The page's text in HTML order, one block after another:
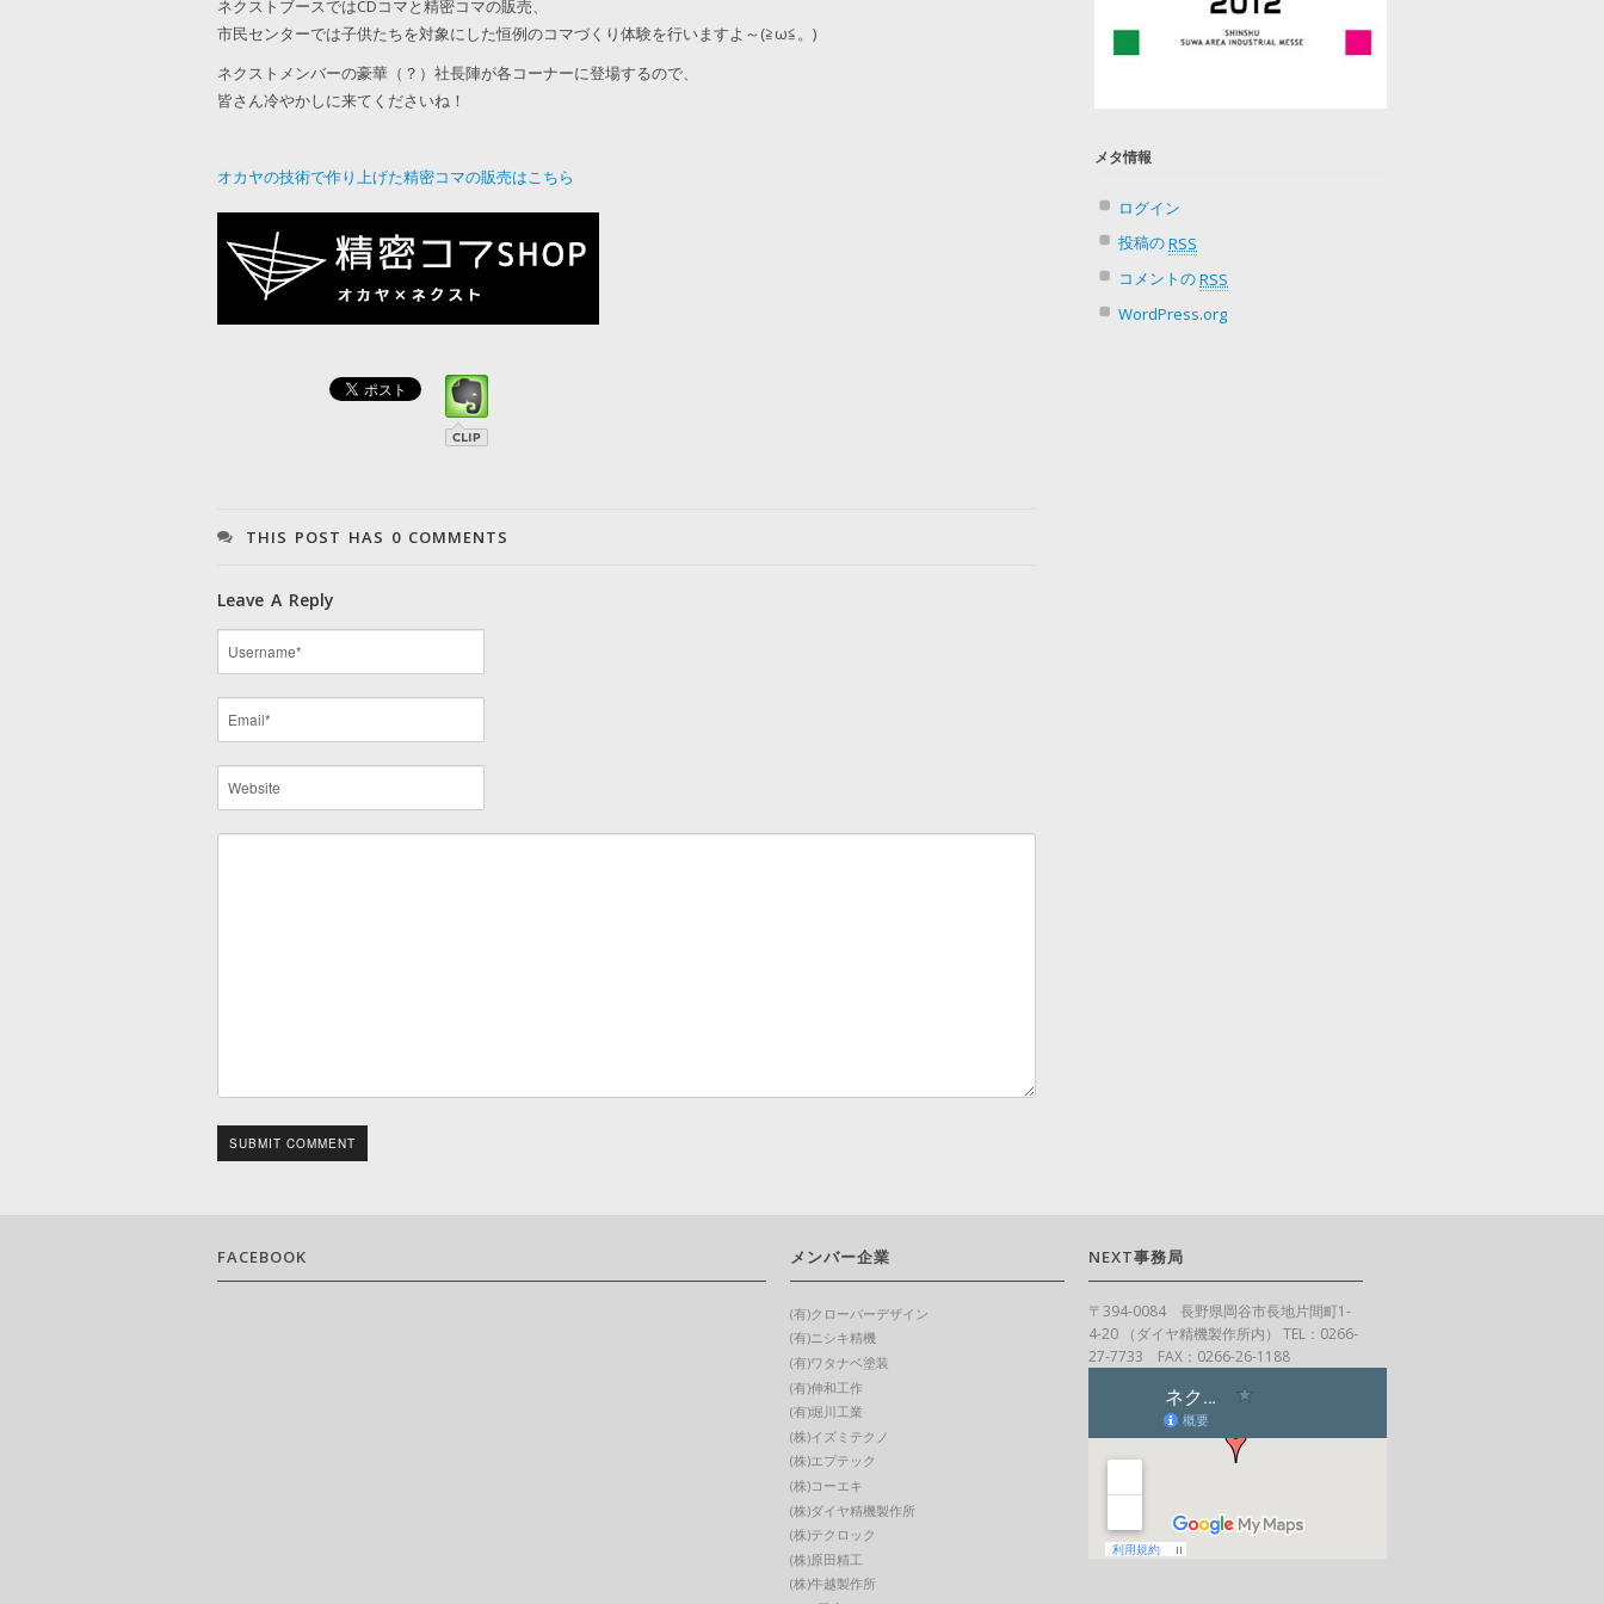
ネクストブースではCDコマと精密コマの販売、
市民センターでは子供たちを対象にした恒例のコマづくり体験を行いますよ～(≧ω≦。)
ネクストメンバーの豪華（？）社長陣が各コーナーに登場するので、
皆さん冷やかしに来てくださいね！
オカヤの技術で作り上げた精密コマの販売はこちら
THIS POST HAS 0 COMMENTS
Leave A Reply
SUBMIT COMMENT
メタ情報
ログイン
投稿のRSS
コメントのRSS
WordPress.org
FACEBOOK メンバー企業
(有)クローバーデザイン
(有)ニシキ精機
(有)ワタナベ塗装
(有)伸和工作
(有)堀川工業
(株)イズミテクノ
(株)エプテック
(株)コーエキ
(株)ダイヤ精機製作所
(株)テクロック
(株)原田精工
(株)牛越製作所
NEXT事務局
〒394-0084 長野県岡谷市長地片間町1-
4-20 （ダイヤ精機製作所内） TEL：0266-
27-7733 FAX：0266-26-1188